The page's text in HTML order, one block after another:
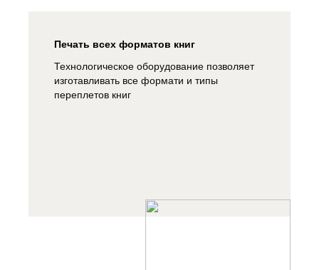
Печать всех форматов книг
Технологическое оборудование позволяет
изготавливать все формати и типы
переплетов книг